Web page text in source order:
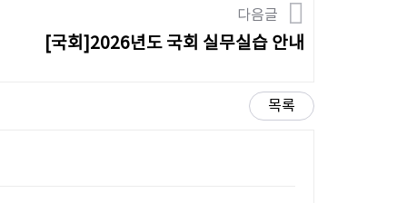
다음글
[국회]2026년도 국회 실무실습 안내
목록